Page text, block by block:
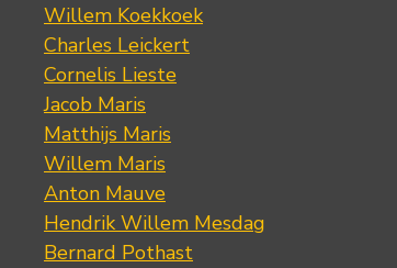
Willem Koekkoek
Charles Leickert
Cornelis Lieste
Jacob Maris
Matthijs Maris
Willem Maris
Anton Mauve
Hendrik Willem Mesdag
Bernard Pothast